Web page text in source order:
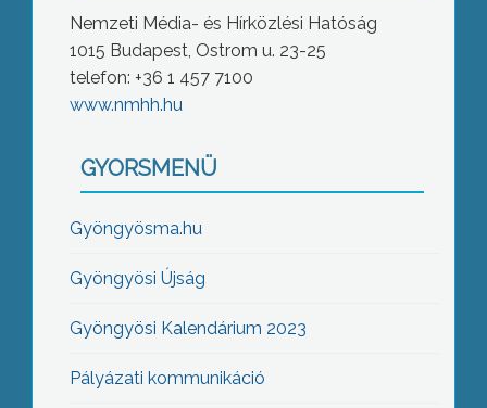
Nemzeti Média- és Hírközlési Hatóság
1015 Budapest, Ostrom u. 23-25
telefon: +36 1 457 7100
www.nmhh.hu
GYORSMENÜ
Gyöngyösma.hu
Gyöngyösi Újság
Gyöngyösi Kalendárium 2023
Pályázati kommunikáció